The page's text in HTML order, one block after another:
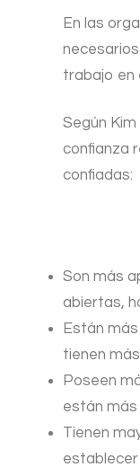
En las
trabajo en
Según
confianza
confiadas:
Son más
abiertas,
Están
tienen
Poseen
están
Tienen